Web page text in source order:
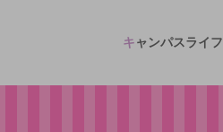
キャンパスライフ